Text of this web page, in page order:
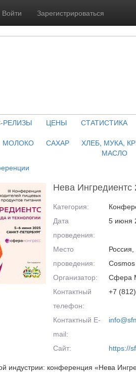
Войти Зарегистрироваться
РЕЛИЗЫ ЦЕНЫ
СТАТИСТИКА
МОЛОКО САХАР
ХЛЕБ, МУКА,
МАСЛО
Нева Ингредиентс
Категория:
Дата
проведения:
5 июня
Место
проведения:
Россия,
Организатор:
Сфера
Контактный
телефон:
+7
Контактный E-
mail:
Сайт: https://
индустрии: конференция «Нева